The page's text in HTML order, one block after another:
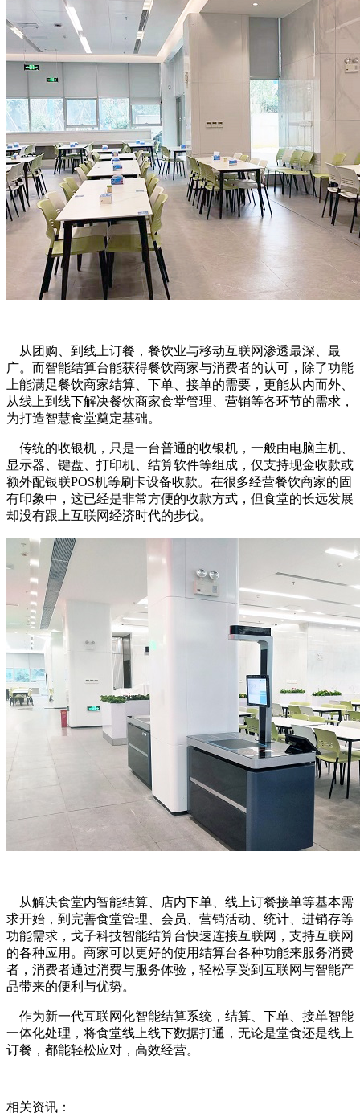
从团购、到线上订餐，餐饮业与移动互联网渗透最深、最
广。而智能结算台能获得餐饮商家与消费者的认可，除了功能
上能满足餐饮商家结算、下单、接单的需要，更能从内而外、
从线上到线下解决餐饮商家食堂管理、营销等各环节的需求，
为打造智慧食堂奠定基础。
传统的收银机，只是一台普通的收银机，一般由电脑主机、
显示器、键盘、打印机、结算软件等组成，仅支持现金收款或
额外配银联POS机等刷卡设备收款。在很多经营餐饮商家的固
有印象中，这已经是非常方便的收款方式，但食堂的长远发展
却没有跟上互联网经济时代的步伐。
从解决食堂内智能结算、店内下单、线上订餐接单等基本需
求开始，到完善食堂管理、会员、营销活动、统计、进销存等
功能需求，戈子科技智能结算台快速连接互联网，支持互联网
的各种应用。商家可以更好的使用结算台各种功能来服务消费
者，消费者通过消费与服务体验，轻松享受到互联网与智能产
品带来的便利与优势。
作为新一代互联网化智能结算系统，结算、下单、接单智能
一体化处理，将食堂线上线下数据打通，无论是堂食还是线上
订餐，都能轻松应对，高效经营。
相关资讯：